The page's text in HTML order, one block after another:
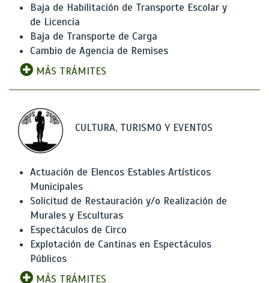
Baja de Habilitación de Transporte Escolar y
de Licencia
Baja de Transporte de Carga
Cambio de Agencia de Remises
MÁS TRÁMITES
CULTURA, TURISMO Y EVENTOS
Actuación de Elencos Estables Artísticos
Municipales
Solicitud de Restauración y/o Realización de
Murales y Esculturas
Espectáculos de Circo
Explotación de Cantinas en Espectáculos
Públicos
MÁS TRÁMITES